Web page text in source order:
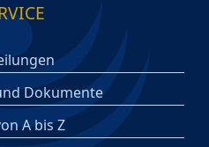
Dokumente
A bis Z